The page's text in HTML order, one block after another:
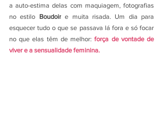
a auto-estima delas com maquiagem, fotografias
no estilo Boudoir e muita risada. Um dia para
esquecer tudo o que se passava lá fora e só focar
no que elas têm de melhor: força de vontade de
viver e a sensualidade feminina.